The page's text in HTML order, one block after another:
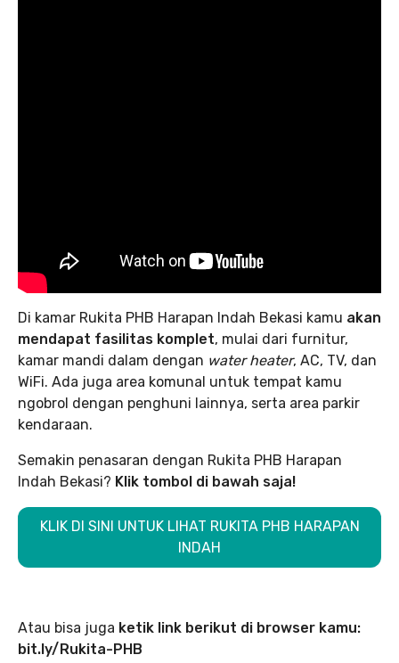
Di kamar Rukita PHB Harapan Indah Bekasi kamu akan
mendapat fasilitas komplet, mulai dari furnitur,
kamar mandi dalam dengan water heater, AC, TV, dan
WiFi. Ada juga area komunal untuk tempat kamu
ngobrol dengan penghuni lainnya, serta area parkir
kendaraan.
Semakin penasaran dengan Rukita PHB Harapan
Indah Bekasi? Klik tombol di bawah saja!
KLIK DI SINI UNTUK LIHAT RUKITA PHB HARAPAN
INDAH
Atau bisa juga ketik link berikut di browser kamu:
bit.ly/Rukita-PHB